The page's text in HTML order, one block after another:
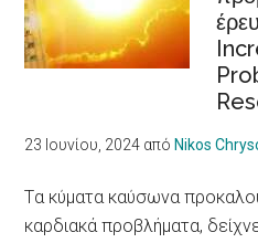
23 Ιουνίου, 2024 από Nikos
Tα κύματα καύσωνα
καρδιακά προβλήματα,